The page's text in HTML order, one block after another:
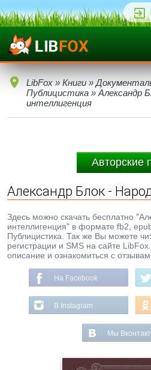
LibFox » Книги »
Публицистика » Александр
интеллигенция
Авторские
Александр Блок -
Здесь можно скачать бесплатно
интеллигенция" в формате fb2,
Публицистика. Так же Вы можете
регистрации и SMS на сайте
описание и ознакомиться с
На Facebook
В Instagram
Мы